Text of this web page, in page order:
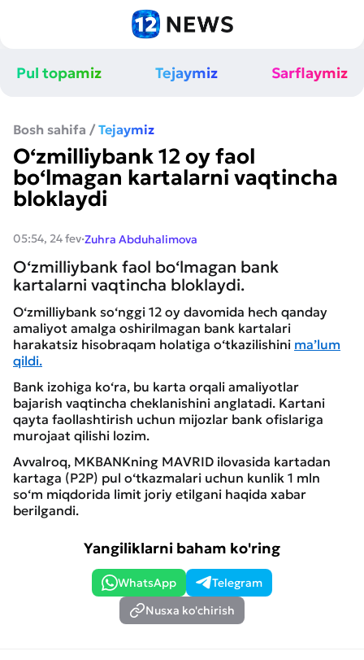
Pul topamiz Tejaymiz Sarflaymiz
Bosh sahifa / Tejaymiz
O‘zmilliybank 12 oy faol
bo‘lmagan kartalarni vaqtincha
bloklaydi
05:54, 24 fev·Zuhra Abduhalimova
O‘zmilliybank faol bo‘lmagan bank
kartalarni vaqtincha bloklaydi.
O‘zmilliybank so‘nggi 12 oy davomida hech qanday
amaliyot amalga oshirilmagan bank kartalari
harakatsiz hisobraqam holatiga o‘tkazilishini ma’lum
qildi.
Bank izohiga ko‘ra, bu karta orqali amaliyotlar
bajarish vaqtincha cheklanishini anglatadi. Kartani
qayta faollashtirish uchun mijozlar bank ofislariga
murojaat qilishi lozim.
Avvalroq, MKBANKning MAVRID ilovasida kartadan
kartaga (P2P) pul o‘tkazmalari uchun kunlik 1 mln
so‘m miqdorida limit joriy etilgani haqida xabar
berilgandi.
Yangiliklarni baham ko'ring
WhatsApp
Telegram
Nusxa ko'chirish